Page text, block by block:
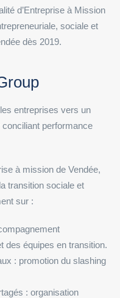
d’Entreprise à Mission
sociale et
dès 2019.
entreprises vers un
performance
à mission de Vendée,
transition sociale et
sur :
des équipes en transition.
: promotion du slashing
: organisation